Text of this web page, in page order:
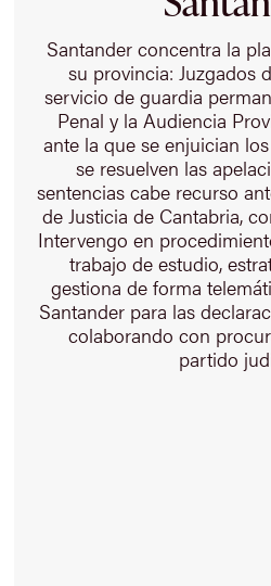
Santander concentra la
su provincia: Juzgados
servicio de guardia
Penal y la Audiencia
ante la que se enjuician
se resuelven las
sentencias cabe recurso
de Justicia de Cantabria,
Intervengo en
trabajo de estudio,
gestiona de forma
Santander para las
colaborando con
partido